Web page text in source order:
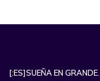
[:ES]SUEÑA EN